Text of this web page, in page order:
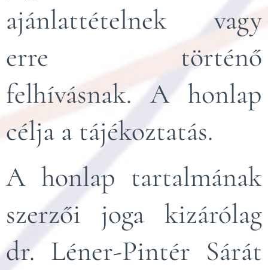
ajánlattételnek vagy
erre történő
felhívásnak. A honlap
célja a tájékoztatás.
A honlap tartalmának
szerzői joga kizárólag
dr. Léner-Pintér Sárát